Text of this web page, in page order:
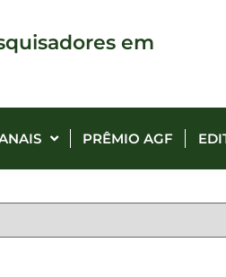
em
PRÊMIO AGF